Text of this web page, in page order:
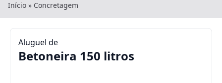
Início » Concretagem
Aluguel de
Betoneira 150 litros